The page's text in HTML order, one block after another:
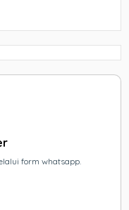
form whatsapp.